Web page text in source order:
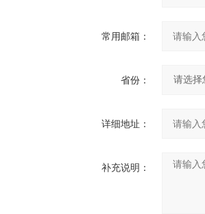
常用邮箱：
省份：
详细地址：
补充说明：